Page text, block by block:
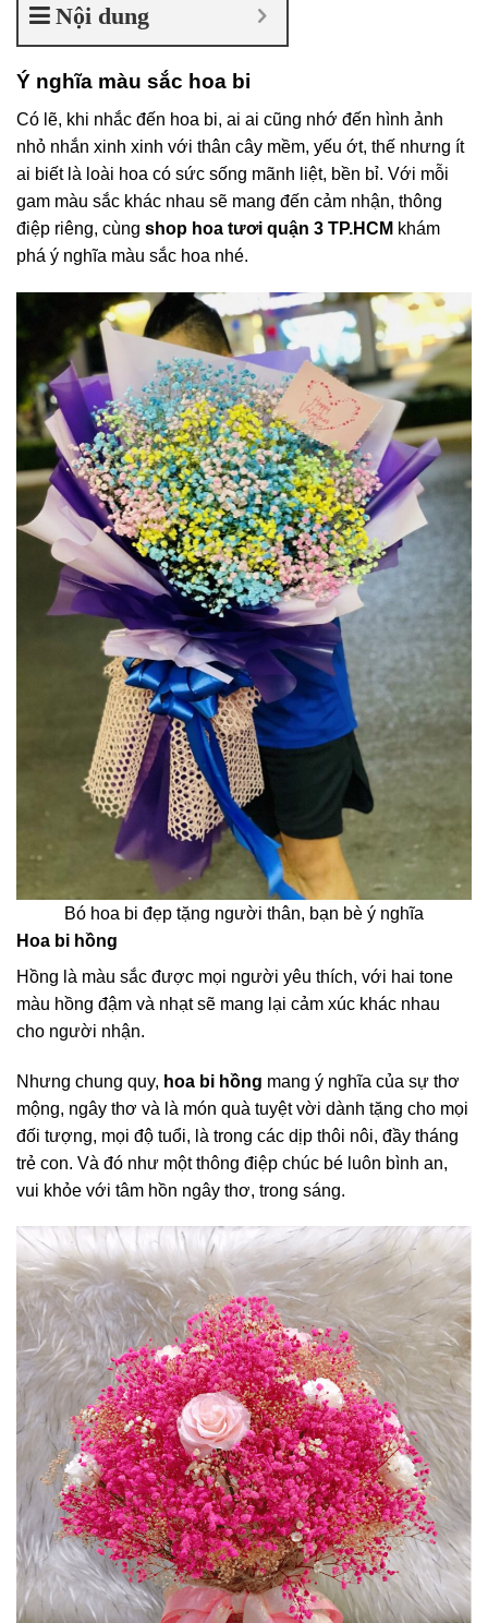
Nội dung
Ý nghĩa màu sắc hoa bi
Có lẽ, khi nhắc đến hoa bi, ai ai cũng nhớ đến hình ảnh
nhỏ nhắn xinh xinh với thân cây mềm, yếu ớt, thế nhưng ít
ai biết là loài hoa có sức sống mãnh liệt, bền bỉ. Với mỗi
gam màu sắc khác nhau sẽ mang đến cảm nhận, thông
điệp riêng, cùng shop hoa tươi quận 3 TP.HCM khám
phá ý nghĩa màu sắc hoa nhé.
Bó hoa bi đẹp tặng người thân, bạn bè ý nghĩa
Hoa bi hồng
Hồng là màu sắc được mọi người yêu thích, với hai tone
màu hồng đậm và nhạt sẽ mang lại cảm xúc khác nhau
cho người nhận.
Nhưng chung quy, hoa bi hồng mang ý nghĩa của sự thơ
mộng, ngây thơ và là món quà tuyệt vời dành tặng cho mọi
đối tượng, mọi độ tuổi, là trong các dịp thôi nôi, đầy tháng
trẻ con. Và đó như một thông điệp chúc bé luôn bình an,
vui khỏe với tâm hồn ngây thơ, trong sáng.